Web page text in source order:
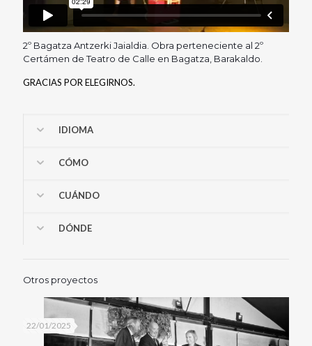
2º Bagatza Antzerki Jaialdia. Obra perteneciente al 2º
Certámen de Teatro de Calle en Bagatza, Barakaldo.
GRACIAS POR ELEGIRNOS.
IDIOMA
CÓMO
CUÁNDO
DÓNDE
Otros proyectos
22/01/2025